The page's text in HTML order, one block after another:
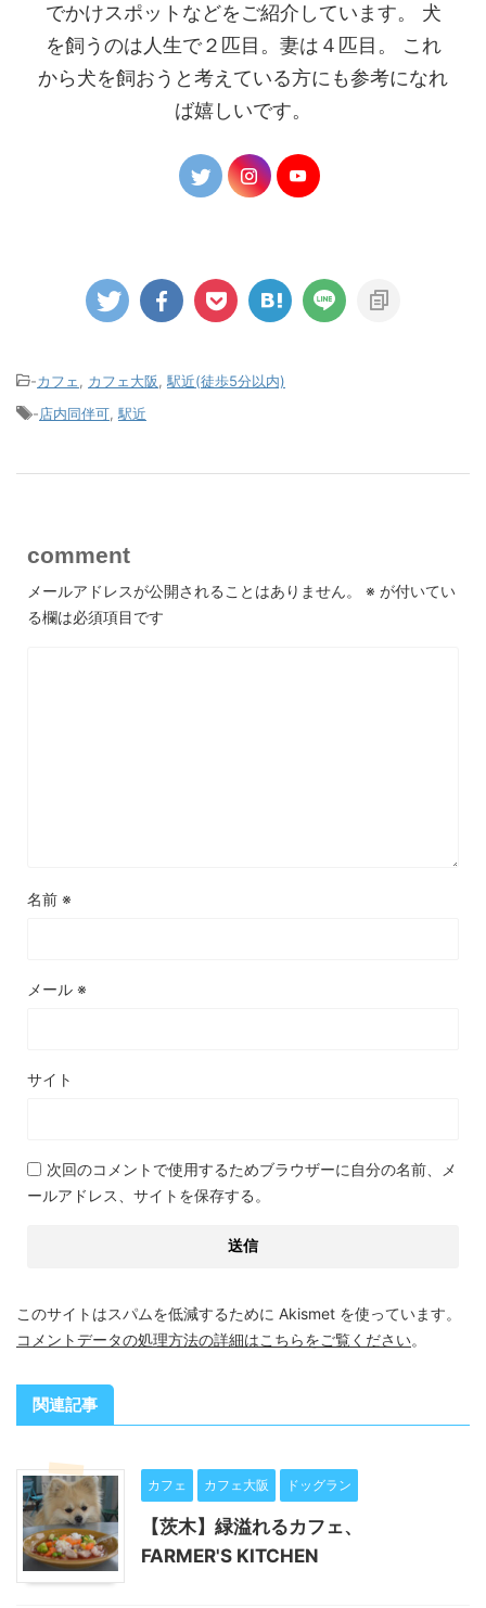
でかけスポットなどをご紹介しています。 犬
を飼うのは人生で２匹目。妻は４匹目。 これ
から犬を飼おうと考えている方にも参考になれ
ば嬉しいです。
-カフェ, カフェ大阪,駅近(徒歩5分以内)
-店内同伴可,駅近
comment
メールアドレスが公開されることはありません。 ※ が付いてい
る欄は必須項目です
名前 ※
メール ※
サイト
次回のコメントで使用するためブラウザーに自分の名前、メ
ールアドレス、サイトを保存する。
このサイトはスパムを低減するために Akismet を使っています。
コメントデータの処理方法の詳細はこちらをご覧ください。
関連記事
カフェ カフェ大阪 ドッグラン
【茨木】緑溢れるカフェ、
FARMER'S KITCHEN